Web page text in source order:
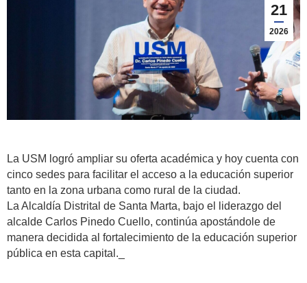
21
2026
La USM logró ampliar su oferta académica y hoy cuenta con
cinco sedes para facilitar el acceso a la educación superior
tanto en la zona urbana como rural de la ciudad.
La Alcaldía Distrital de Santa Marta, bajo el liderazgo del
alcalde Carlos Pinedo Cuello, continúa apostándole de
manera decidida al fortalecimiento de la educación superior
pública en esta capital._